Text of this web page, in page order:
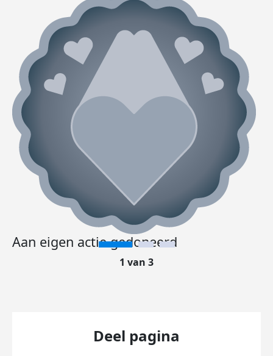
Aan eigen actie gedoneerd
1 van 3
Deel pagina